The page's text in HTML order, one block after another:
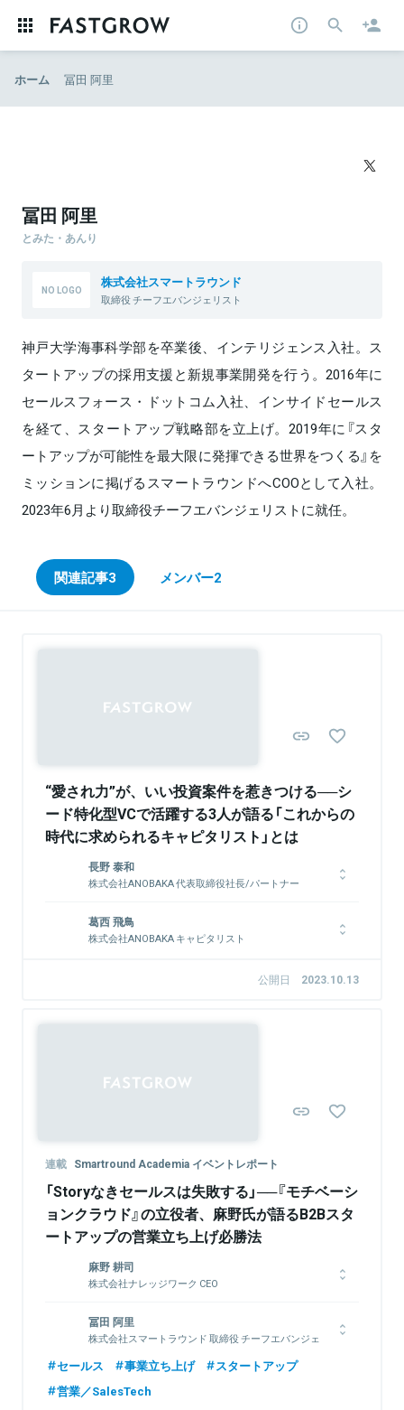
ホーム 冨田 阿里
冨田 阿里
とみた・あんり
株式会社スマートラウンド
取締役 チーフエバンジェリスト
神戸大学海事科学部を卒業後、インテリジェンス入社。ス
タートアップの採用支援と新規事業開発を行う。2016年に
セールスフォース・ドットコム入社、インサイドセールス
を経て、スタートアップ戦略部を立上げ。2019年に『スタ
ートアップが可能性を最大限に発揮できる世界をつくる』を
ミッションに掲げるスマートラウンドへCOOとして入社。
2023年6月より取締役チーフエバンジェリストに就任。
関連記事3 メンバー2
“愛され力”が、いい投資案件を惹きつける──シ
ード特化型VCで活躍する3人が語る「これからの
時代に求められるキャピタリスト」とは
長野 泰和
株式会社ANOBAKA 代表取締役社長/パートナー
にて新規事業開発のグループリーダーに就任。その後、2011年
12月に設立したKLab Venturesの立ち上げに携わり、取締役に
チャーへの投資を実行する。2015年10月にKVPを設立、同社代
葛西 飛鳥
株式会社ANOBAKA キャピタリスト
バーエージェントで新規案件の立ち上げやプロダクトマネージャ
公開日 2023.10.13
連載 Smartround Academia イベントレポート
「Storyなきセールスは失敗する」──『モチベーシ
ョンクラウド』の立役者、麻野氏が語るB2Bスタ
ートアップの営業立ち上げ必勝法
麻野 耕司
株式会社ナレッジワーク CEO
2010年中小ベンチャー企業向け組織人事コンサルティング部門
の執行役員に当時最年少で着任。同社最大の事業へと成長させ
る。2013年成長ベンチャー企業向け投資事業立ち上げ。HR
Techを中心にビズリーチ、ネオキャリア、あしたのチーム、
冨田 阿里
株式会社スマートラウンド 取締役 チーフエバンジェ
神戸大学海事科学部を卒業後、インテリジェンス入社。スタート
アップの採用支援と新規事業開発を行う。2016年にセールスフ
セールス 事業立ち上げ
スタートアップ
営業／SalesTech